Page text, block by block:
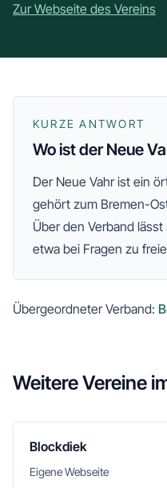
Zur Webseite des Vereins
KURZE ANTWORT
Wo ist der Neue
Der Neue Vahrist ein
gehört zum Bremen-
Über den Verband
etwa bei Fragen zu
Übergeordneter Verband:
Weitere Vereine
Blockdiek
Eigene Webseite